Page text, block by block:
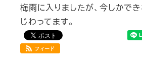
梅雨に入りましたが、今しかで
じわってます。
フィード